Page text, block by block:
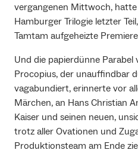
vergangenen Mittwoch, hatte
Hamburger Trilogie letzter
Tamtam aufgeheizte
Und die papierdünne Parabel
Procopius, der unauffindbar
vagabundiert, erinnerte vor
Märchen, an Hans Christian
Kaiser und seinen neuen,
trotz aller Ovationen und
Produktionsteam am Ende